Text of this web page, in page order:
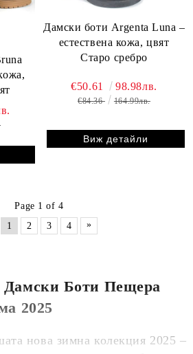
Дамски боти Argenta Luna –
естествена кожа, цвят
Старо сребро
€50.61 98.98лв.
€84.36 164.99лв.
Виж детайли
Page 1 of 4
1 2 3 4 »
Дамски Боти Пещера
2025
нова зимна колекция 2025 –